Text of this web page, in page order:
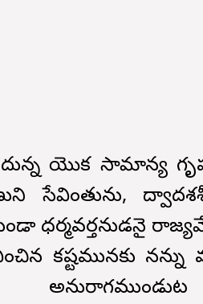
యొక సామాన్య
సేవింతును,
ధర్మవర్తనుడనై
కష్టమునకు